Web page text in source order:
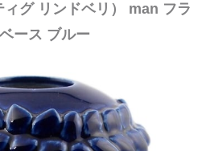
グ リンドベリ） man フラ
ース ブルー